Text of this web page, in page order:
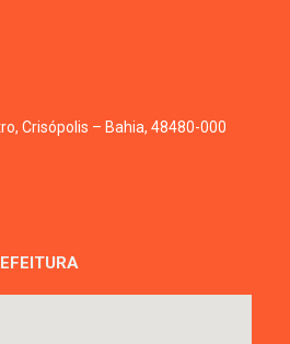
Crisópolis – Bahia, 48480-000